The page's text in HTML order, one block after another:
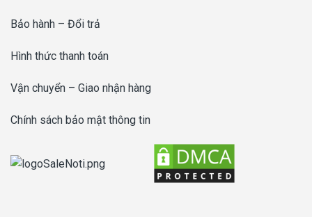
Bảo hành – Đổi trả
Hình thức thanh toán
Vận chuyển – Giao nhận hàng
Chính sách bảo mật thông tin